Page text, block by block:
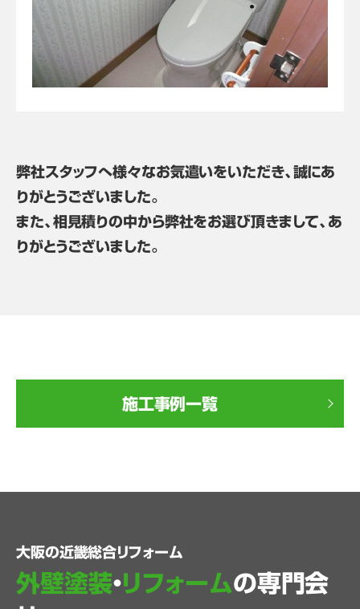
弊社スタッフへ様々なお気遣いをいただき、誠にあ
りがとうございました。
また、相見積りの中から弊社をお選び頂きまして、あ
りがとうございました。
施工事例一覧
大阪の近畿総合リフォーム
外壁塗装・リフォームの専門会